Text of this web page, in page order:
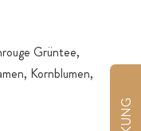
Grüntee,
Kornblumen,